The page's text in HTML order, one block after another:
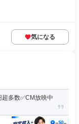
気になる
多数✅CM放映中